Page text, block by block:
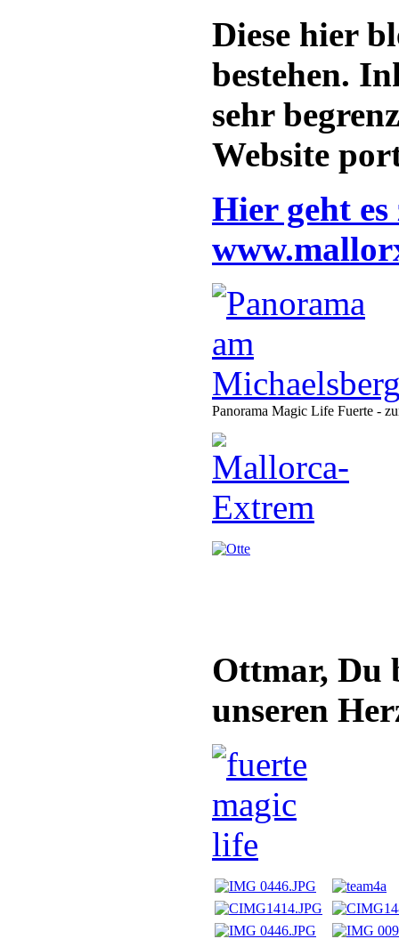
Diese hier
bestehen.
sehr
Website
Hier geht es
Panorama Magic Life Fuerte -
Ottmar, Du
unseren